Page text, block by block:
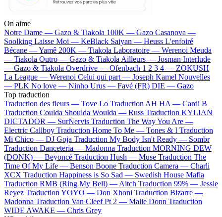
On aime
Notre Dame — Gazo & Tiakola 100K — Gazo Casanova —
Soolking Laisse Moi — KeBlack Saiyan — Heuss L'enfoiré
Bécane —Yamê 200K — Tiakola Laboratoire — Werenoi Meuda
— Tiakola Outro — Gazo & Tiakola Ailleurs — Josman Interlude
— Gazo & Tiakola Overdrive — Ofenbach 1 2 3 4 — ZOKUSH
La League — Werenoi Celui qui part — Joseph Kamel Nouvelles
— PLK No love — Ninho Urus — Favé (FR) DIE — Gazo
Top traduction
Traduction des fleurs — Tove Lo Traduction AH HA — Cardi B
Traduction Coulda Shoulda Woulda — Russ Traduction KYLIAN
DICTADOR — SurNervis Traduction The Way You Are —
Electric Callboy Traduction Home To Me — Tones & I Traduction
Mi Chico — DJ Goja Traduction My Body Isn't Ready — Sombr
Traduction Danceteria — Madonna Traduction MORNING DEW
(DONK) — Beyoncé Traduction Hush — Muse Traduction The
Time Of My Life — Benson Boone Traduction Camera — Charli
XCX Traduction Happiness is So Sad — Swedish House Mafia
Traduction RMB (Ring My Bell) — Aitch Traduction 99% — Jessie
Reyez Traduction YOYO — Don Xhoni Traduction Bizarre —
Madonna Traduction Van Cleef Pt 2 — Malie Donn Traduction
WIDE AWAKE — Chris Grey